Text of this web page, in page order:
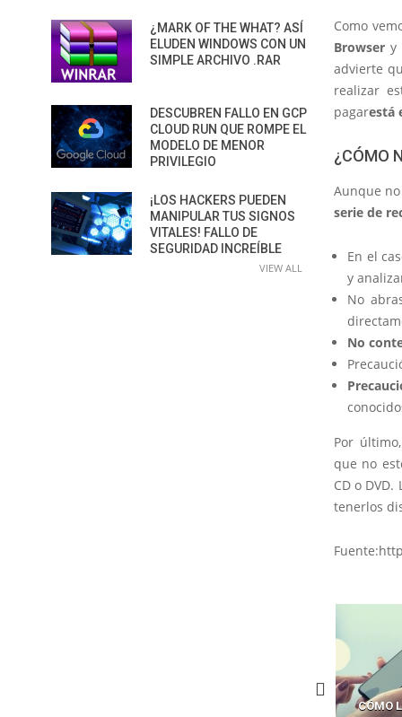
Como
Browser y
advierte
realizar
pagarestá
¿CÓMO
Aunque
serie de
En el
y
No
No
Por
que no
CD o
tenerlos
CÓMO
¿MARK OF THE WHAT? ASÍ
ELUDEN WINDOWS CON UN
SIMPLE ARCHIVO .RAR
DESCUBREN FALLO EN GCP
CLOUD RUN QUE ROMPE EL
MODELO DE MENOR
PRIVILEGIO
¡LOS HACKERS PUEDEN
MANIPULAR TUS SIGNOS
VITALES! FALLO DE
SEGURIDAD INCREÍBLE
VIEW ALL